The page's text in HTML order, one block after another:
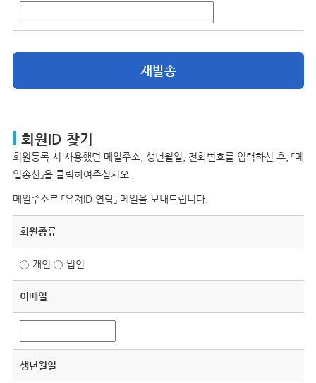
재발송
회원ID 찾기
회원등록 시 사용했던 메일주소, 생년월일, 전화번호를 입력하신 후, 「메
일송신」을 클릭하여주십시오.
메일주소로 「유저ID 연락」 메일을 보내드립니다.
회원종류
개인 법인
이메일
생년월일